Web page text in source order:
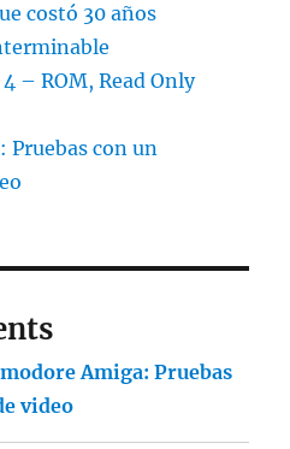
costó 30 años
– ROM, Read Only
Pruebas con un
Amiga: Pruebas
video